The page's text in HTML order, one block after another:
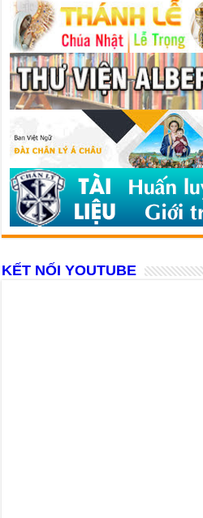
KẾT NỐI YOUTUBE